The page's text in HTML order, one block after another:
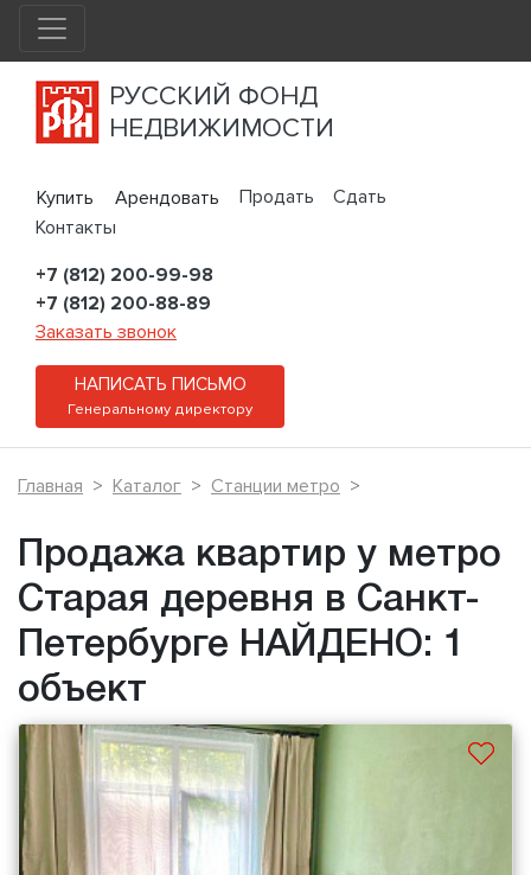
РУССКИЙ ФОНД
НЕДВИЖИМОСТИ
Купить Арендовать Продать
Сдать
Контакты
+7 (812) 200-99-98
+7 (812) 200-88-89
Заказать звонок
НАПИСАТЬ ПИСЬМО
Генеральному директору
Главная Каталог Станции метро
Продажа квартир у метро
Старая деревня в Санкт-
Петербурге НАЙДЕНО: 1
объект